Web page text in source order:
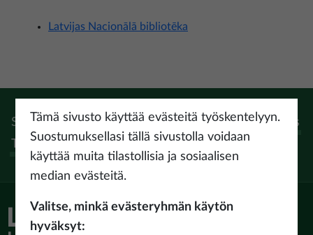
Latvijas Nacionālā bibliotēka
Seuraa:Instagram FacebookPinterestYoutubeThreads
Tiktok
Tämä sivusto käyttää evästeitä työskentelyyn.
Suostumuksellasi tällä sivustolla voidaan
käyttää muita tilastollisia ja sosiaalisen
median evästeitä.
Valitse, minkä evästeryhmän käytön
hyväksyt: